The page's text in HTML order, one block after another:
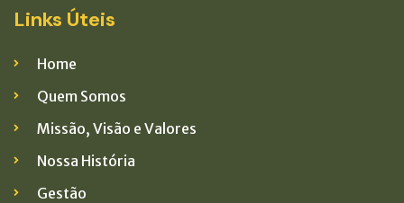
Links Úteis
Home
Quem Somos
Missão, Visão e Valores
Nossa História
Gestão